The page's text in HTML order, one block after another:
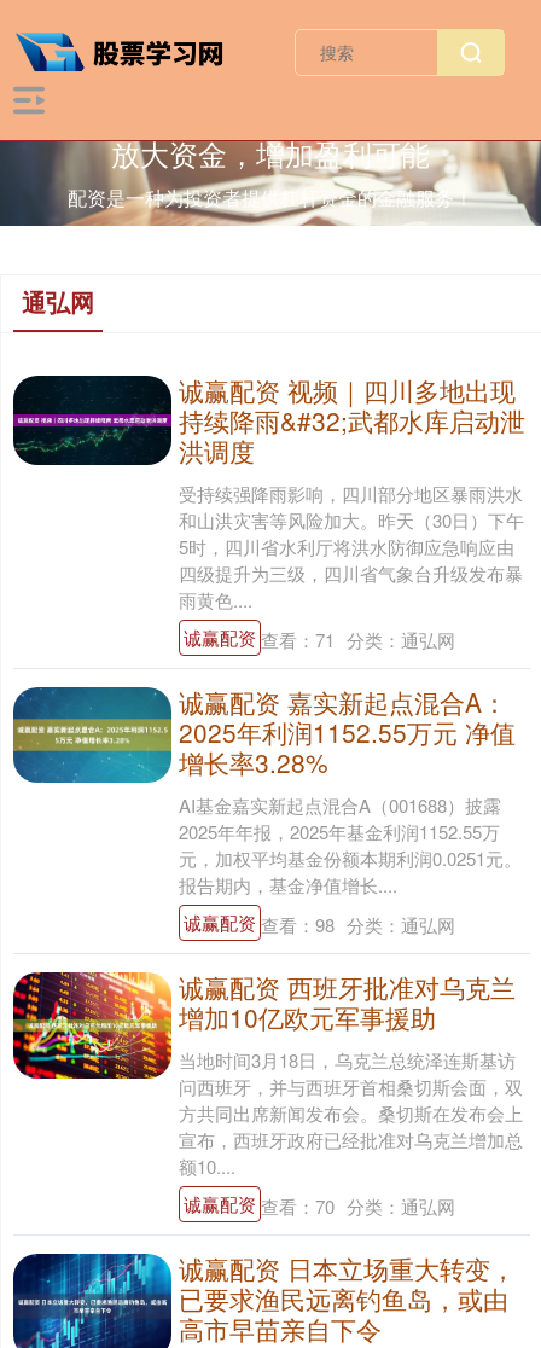
放大资金，增加盈利可能
配资是一种为投资者提供杠杆资金的金融服务！
通弘网
诚赢配资 视频｜四川多地出现
持续降雨&#32;武都水库启动泄
洪调度
受持续强降雨影响，四川部分地区暴雨洪水
和山洪灾害等风险加大。昨天（30日）下午
5时，四川省水利厅将洪水防御应急响应由
四级提升为三级，四川省气象台升级发布暴
雨黄色....
诚赢配资 查看： 71 分类： 通弘网
诚赢配资 嘉实新起点混合A：
2025年利润1152.55万元 净值
增长率3.28%
AI基金嘉实新起点混合A（001688）披露
2025年年报，2025年基金利润1152.55万
元，加权平均基金份额本期利润0.0251元。
报告期内，基金净值增长....
诚赢配资 查看： 98 分类： 通弘网
诚赢配资 西班牙批准对乌克兰
增加10亿欧元军事援助
当地时间3月18日，乌克兰总统泽连斯基访
问西班牙，并与西班牙首相桑切斯会面，双
方共同出席新闻发布会。桑切斯在发布会上
宣布，西班牙政府已经批准对乌克兰增加总
额10....
诚赢配资 查看： 70 分类： 通弘网
诚赢配资 日本立场重大转变，
已要求渔民远离钓鱼岛，或由
高市早苗亲自下令